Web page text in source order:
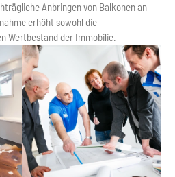
Anbringen von Balkonen an
erhöht sowohl die
Wertbestand der Immobilie.